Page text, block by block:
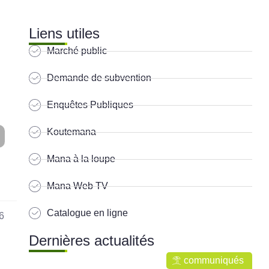
Liens utiles
Marché public
Demande de subvention
Enquêtes Publiques
Koutemana
Mana à la loupe
Mana Web TV
Catalogue en ligne
Dernières actualités
communiqués